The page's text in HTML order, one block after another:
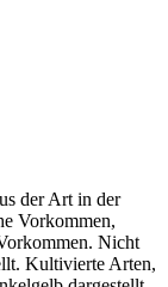
der Art in der
Vorkommen,
Nicht
Kultivierte Arten,